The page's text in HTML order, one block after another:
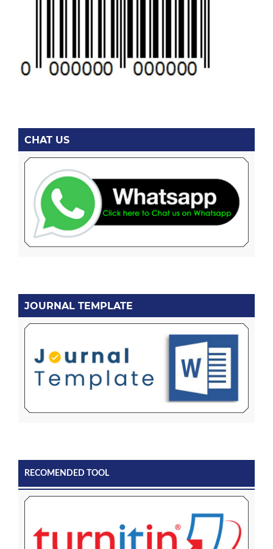
CHAT US
JOURNAL TEMPLATE
RECOMENDED TOOL